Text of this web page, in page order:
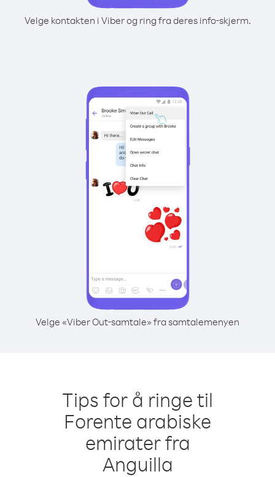
Velge kontakten i Viber og ring fra deres info-skjerm.
Velge «Viber Out-samtale» fra samtalemenyen
Tips for å ringe til
Forente arabiske
emirater fra
Anguilla